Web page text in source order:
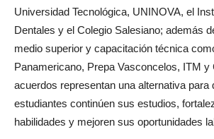
Universidad Tecnológica, UNINOVA, el
Dentales y el Colegio Salesiano; además
medio superior y capacitación técnica
Panamericano, Prepa Vasconcelos, ITM y
acuerdos representan una alternativa para
estudiantes continúen sus estudios,
habilidades y mejoren sus oportunidades